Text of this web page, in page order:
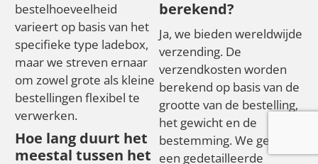
bestelhoeveelheid
varieert op basis van het
specifieke type ladebox,
maar we streven ernaar
om zowel grote als kleine
bestellingen flexibel te
verwerken.
Hoe lang duurt het
meestal tussen het
berekend?
Ja, we bieden wereldwijde
verzending. De
verzendkosten worden
berekend op basis van de
grootte van de bestelling,
het gewicht en de
bestemming. We geven
een gedetailleerde